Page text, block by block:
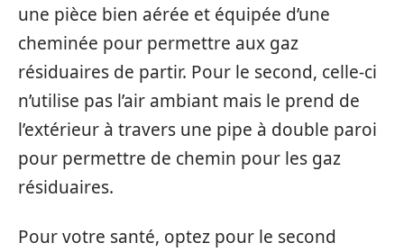
une pièce bien aérée et équipée d’une
cheminée pour permettre aux gaz
résiduaires de partir. Pour le second, celle-ci
n’utilise pas l’air ambiant mais le prend de
l’extérieur à travers une pipe à double paroi
pour permettre de chemin pour les gaz
résiduaires.
Pour votre santé, optez pour le second